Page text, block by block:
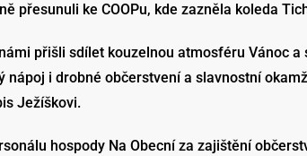
přesunuli ke COOPu, kde zazněla koleda
přišli sdílet kouzelnou atmosféru Vánoc
i drobné občerstvení a slavnostní
Ježíškovi.
hospody Na Obecní za zajištění